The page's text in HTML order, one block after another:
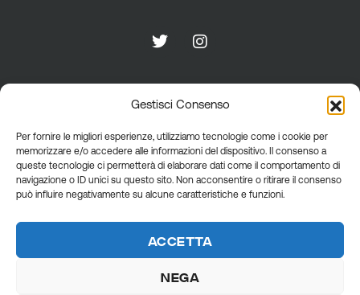
Gestisci Consenso
Per fornire le migliori esperienze, utilizziamo tecnologie come i cookie per
memorizzare e/o accedere alle informazioni del dispositivo. Il consenso a
queste tecnologie ci permetterà di elaborare dati come il comportamento di
navigazione o ID unici su questo sito. Non acconsentire o ritirare il consenso
può influire negativamente su alcune caratteristiche e funzioni.
Accetta
Nega
PRIVACY
Privacy policy
Cookie policy
General terms